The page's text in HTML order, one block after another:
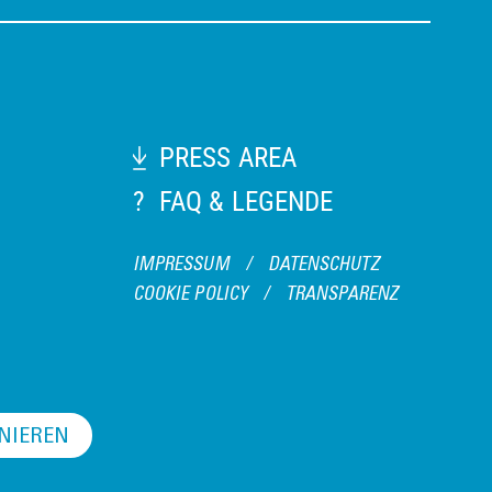
PRESS AREA
? FAQ & LEGENDE
IMPRESSUM /
DATENSCHUTZ
COOKIE POLICY
/ TRANSPARENZ